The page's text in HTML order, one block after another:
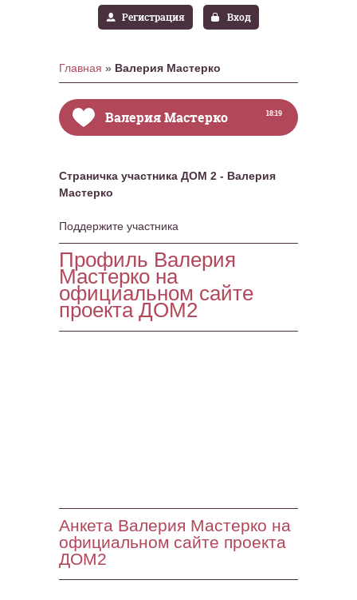
Регистрация
Вход
Главная » Валерия Мастерко
18:19
Валерия Мастерко
Страничка участника ДОМ 2 - Валерия
Мастерко
Поддержите участника
Профиль Валерия
Мастерко на
официальном сайте
проекта ДОМ2
Анкета Валерия Мастерко на
официальном сайте проекта
ДОМ2